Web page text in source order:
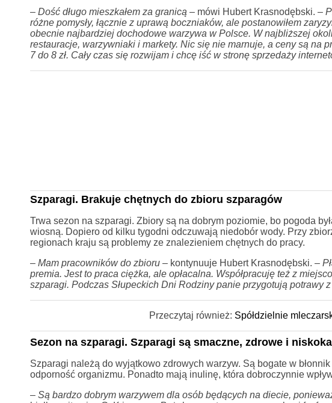
– Dość długo mieszkałem za granicą – mówi Hubert Krasnodębski. –
różne pomysły, łącznie z uprawą boczniaków, ale postanowiłem
obecnie najbardziej dochodowe warzywa w Polsce. W najbliższej
restauracje, warzywniaki i markety. Nic się nie marnuje, a ceny są na
7 do 8 zł. Cały czas się rozwijam i chcę iść w stronę sprzedaży
Szparagi. Brakuje chętnych do zbioru szparagów
Trwa sezon na szparagi. Zbiory są na dobrym poziomie, bo pogoda
wiosną. Dopiero od kilku tygodni odczuwają niedobór wody. Przy
regionach kraju są problemy ze znalezieniem chętnych do pracy.
– Mam pracowników do zbioru– kontynuuje Hubert Krasnodębski. –
premia. Jest to praca ciężka, ale opłacalna. Współpracuję też z
szparagi. Podczas Słupeckich Dni Rodziny panie przygotują potrawy
Przeczytaj również: Spółdzielnie
Sezon na szparagi. Szparagi są smaczne, zdrowe i
Szparagi należą do wyjątkowo zdrowych warzyw. Są bogate w
odporność organizmu. Ponadto mają inulinę, która dobroczynnie
–Są bardzo dobrym warzywem dla osób będących na diecie,